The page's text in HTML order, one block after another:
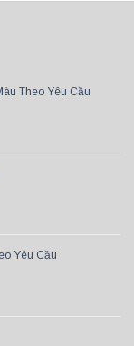
Theo Yêu Cầu
Yêu Cầu